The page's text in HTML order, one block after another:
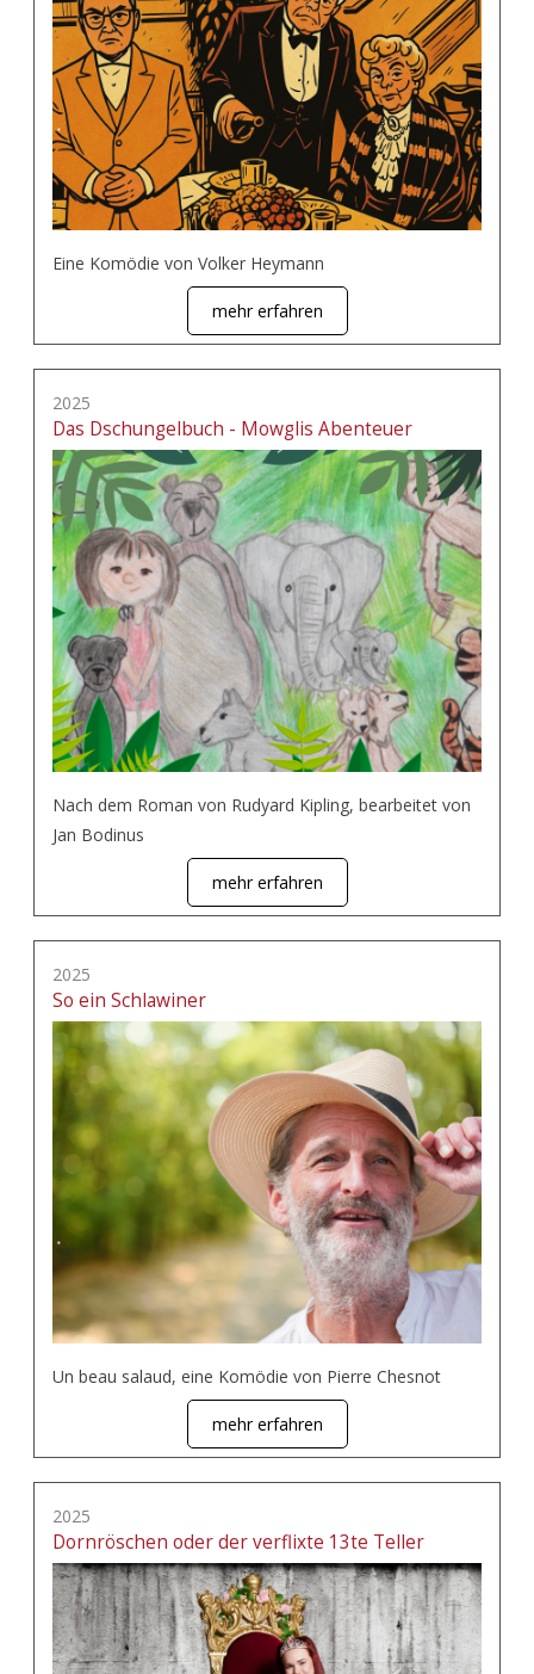
Eine Komödie von Volker Heymann
mehr erfahren
2025
Das Dschungelbuch - Mowglis Abenteuer
Nach dem Roman von Rudyard Kipling, bearbeitet von
Jan Bodinus
mehr erfahren
2025
So ein Schlawiner
Un beau salaud, eine Komödie von Pierre Chesnot
mehr erfahren
2025
Dornröschen oder der verflixte 13te Teller